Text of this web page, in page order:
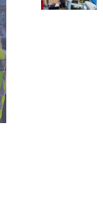
НОВИНИ